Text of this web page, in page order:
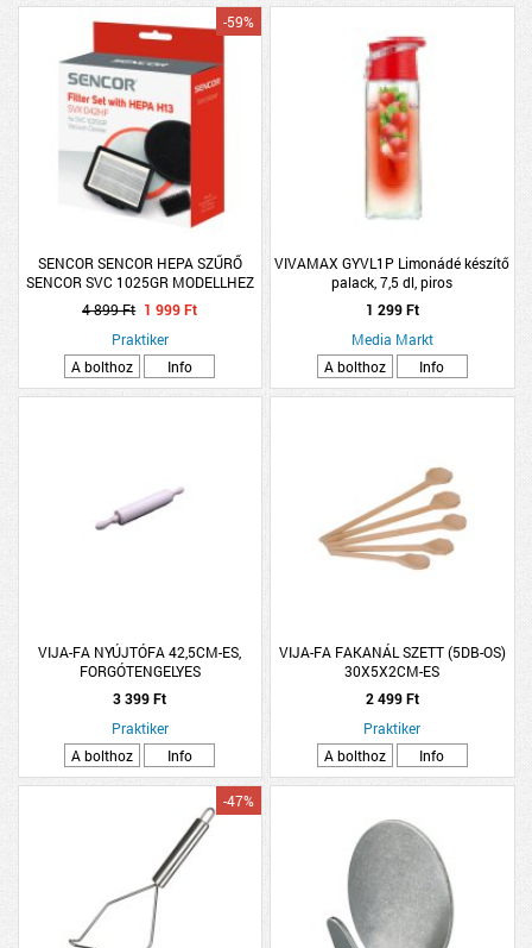
SENCOR SENCOR HEPA SZŰRŐ
SENCOR SVC 1025GR MODELLHEZ
-59%
4 899 Ft 1 999 Ft
Praktiker
A bolthoz
Info
VIVAMAX GYVL1P Limonádé készítő
palack, 7,5 dl, piros
1 299 Ft
Media Markt
A bolthoz
Info
VIJA-FA NYÚJTÓFA 42,5CM-ES,
FORGÓTENGELYES
3 399 Ft
Praktiker
A bolthoz
Info
VIJA-FA FAKANÁL SZETT (5DB-OS)
30X5X2CM-ES
2 499 Ft
Praktiker
A bolthoz
Info
-47%